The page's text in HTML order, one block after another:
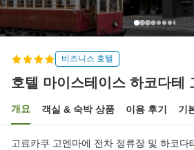
비즈니스 호텔
호텔 마이스테이스 하코다테
개요 객실 & 숙박 상품 이용 후기 기
고료카쿠 고엔마에 전차 정류장 및 하코다